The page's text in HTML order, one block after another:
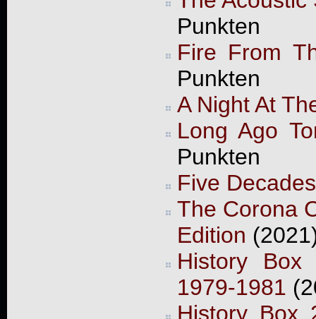
Punkten
Fire From
Punkten
A Night At
Long Ago
Punkten
Five
The Corona
Edition
History
1979-1981
History Box